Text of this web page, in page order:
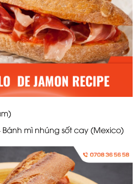
mì nhúng sốt cay (Mexico)